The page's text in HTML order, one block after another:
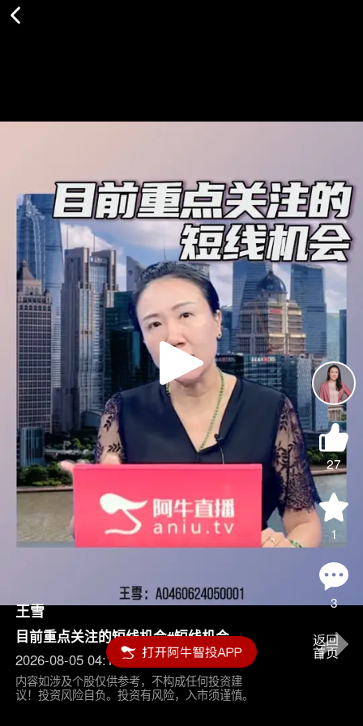
Play
Video
27
1
3
王雪
目前重点关注的短线机会#短线机会
2026-08-05 04:15
内容如涉及个股仅供参考，不构成任何投资建
议！投资风险自负。投资有风险，入市须谨慎。